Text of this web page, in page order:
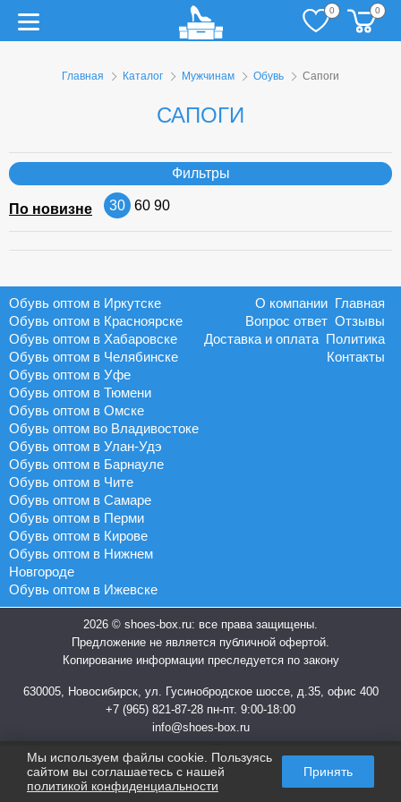
0 0
Главная Каталог Мужчинам Обувь Сапоги
САПОГИ
Фильтры
По новизне 30 60 90
Обувь оптом в Иркутске
Обувь оптом в Красноярске
Обувь оптом в Хабаровске
Обувь оптом в Челябинске
Обувь оптом в Уфе
Обувь оптом в Тюмени
Обувь оптом в Омске
Обувь оптом во Владивостоке
Обувь оптом в Улан-Удэ
Обувь оптом в Барнауле
Обувь оптом в Чите
Обувь оптом в Самаре
Обувь оптом в Перми
Обувь оптом в Кирове
Обувь оптом в Нижнем
Новгороде
Обувь оптом в Ижевске
Главная
О компании
Отзывы
Вопрос ответ
Политика
Доставка и оплата
Контакты
2026 © shoes-box.ru: все права защищены.
Предложение не является публичной офертой.
Копирование информации преследуется по закону
630005, Новосибирск, ул. Гусинобродское шоссе, д.35, офис 400
+7 (965) 821-87-28 пн-пт. 9:00-18:00
info@shoes-box.ru
Мы используем файлы cookie. Пользуясь
сайтом вы соглашаетесь с нашей
политикой конфиденциальности
Принять